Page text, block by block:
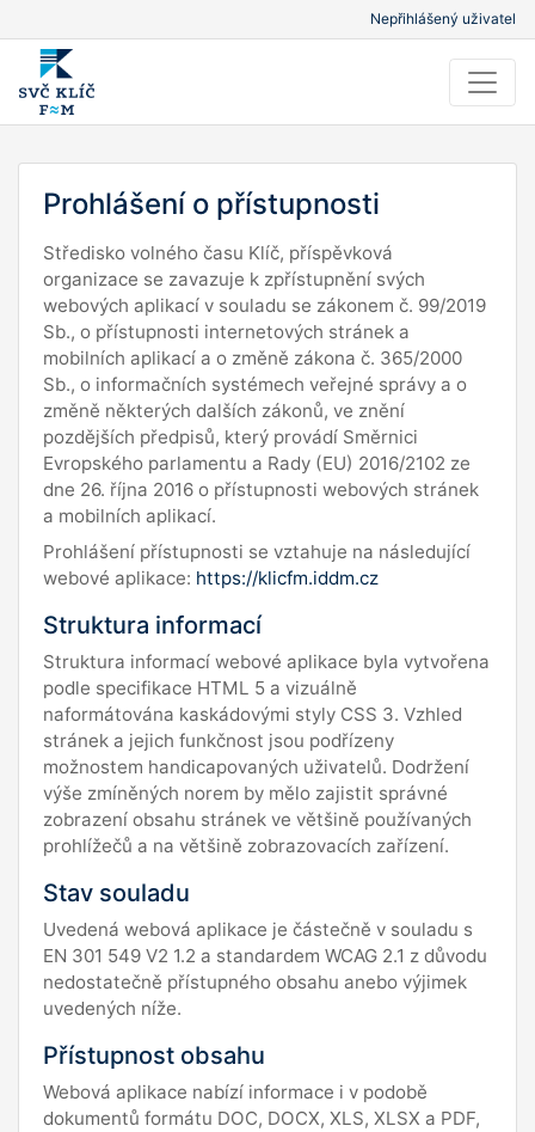
Nepřihlášený uživatel
Prohlášení o přístupnosti
Středisko volného času Klíč, příspěvková
organizace se zavazuje k zpřístupnění svých
webových aplikací v souladu se zákonem č. 99/2019
Sb., o přístupnosti internetových stránek a
mobilních aplikací a o změně zákona č. 365/2000
Sb., o informačních systémech veřejné správy a o
změně některých dalších zákonů, ve znění
pozdějších předpisů, který provádí Směrnici
Evropského parlamentu a Rady (EU) 2016/2102 ze
dne 26. října 2016 o přístupnosti webových stránek
a mobilních aplikací.
Prohlášení přístupnosti se vztahuje na následující
webové aplikace: https://klicfm.iddm.cz
Struktura informací
Struktura informací webové aplikace byla vytvořena
podle specifikace HTML 5 a vizuálně
naformátována kaskádovými styly CSS 3. Vzhled
stránek a jejich funkčnost jsou podřízeny
možnostem handicapovaných uživatelů. Dodržení
výše zmíněných norem by mělo zajistit správné
zobrazení obsahu stránek ve většině používaných
prohlížečů a na většině zobrazovacích zařízení.
Stav souladu
Uvedená webová aplikace je částečně v souladu s
EN 301 549 V2 1.2 a standardem WCAG 2.1 z důvodu
nedostatečně přístupného obsahu anebo výjimek
uvedených níže.
Přístupnost obsahu
Webová aplikace nabízí informace i v podobě
dokumentů formátu DOC, DOCX, XLS, XLSX a PDF,